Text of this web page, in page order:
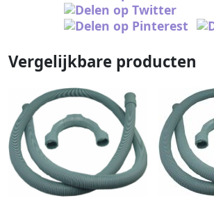
Vergelijkbare producten